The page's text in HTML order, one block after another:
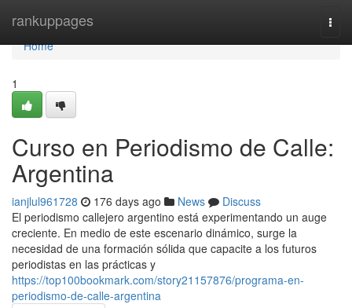
rankuppages
Home
Home
1
Curso en Periodismo de Calle:
Argentina
ianjlul961728 176 days ago News
Discuss
El periodismo callejero argentino está experimentando un auge
creciente. En medio de este escenario dinámico, surge la
necesidad de una formación sólida que capacite a los futuros
periodistas en las prácticas y
https://top100bookmark.com/story21157876/programa-en-
periodismo-de-calle-argentina